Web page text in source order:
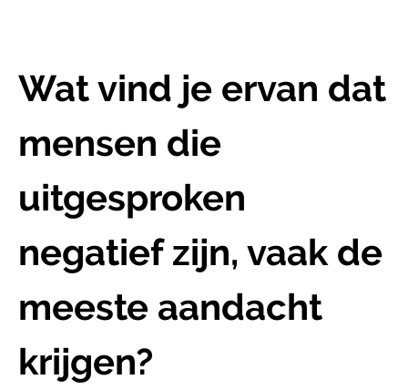
Wat vind je ervan dat
mensen die
uitgesproken
negatief zijn, vaak de
meeste aandacht
krijgen?